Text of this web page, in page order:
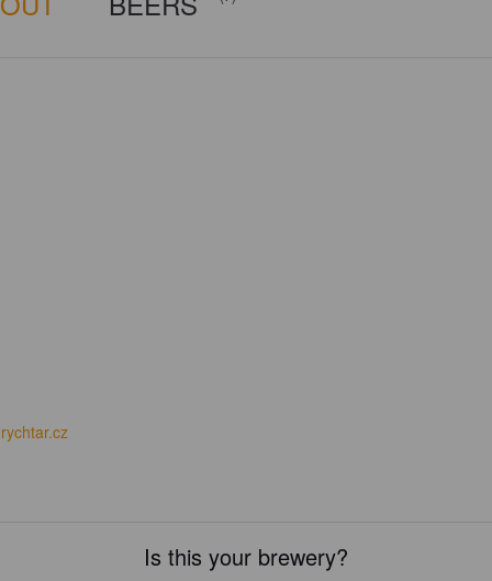
Is this your brewery?